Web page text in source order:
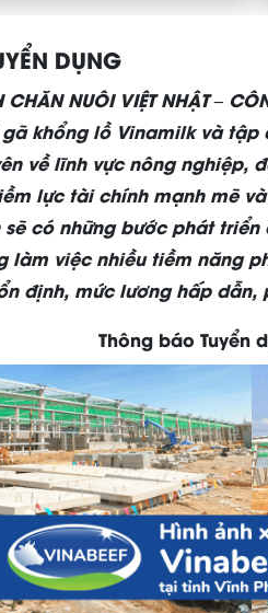
DỤNG
CHĂN NUÔI VIỆT NHẬT –
khổng lồ Vinamilk và tập
về lĩnh vực nông nghiệp,
lực tài chính mạnh mẽ
sẽ có những bước phát
làm việc nhiều tiềm năng
định, mức lương hấp
Thông báo Tuyển